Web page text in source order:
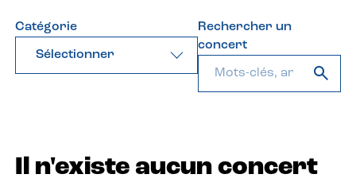
Catégorie
Sélectionner
Rechercher un
concert
Il n'existe aucun concert